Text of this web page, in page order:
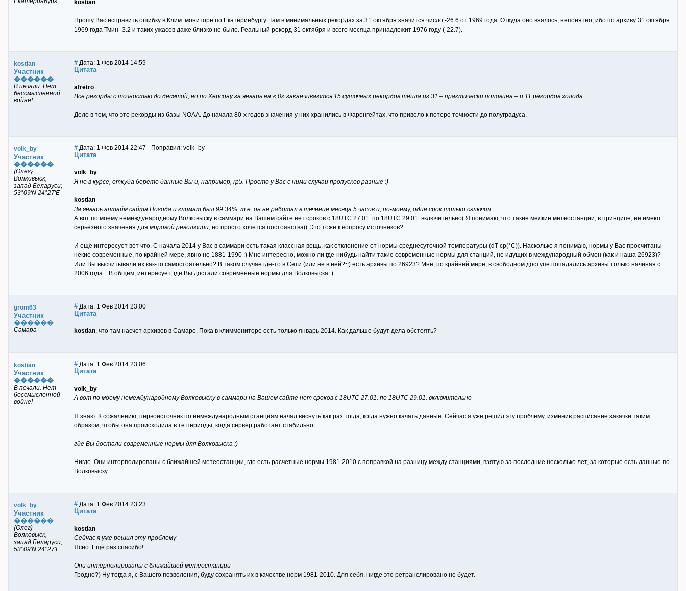
kostian
Прошу Вас исправить ошибку в Клим. мониторе по Екатеринбургу. Там в минимальных рекордах за 31 октября значится число -26.6 от 1969 года. Откуда оно взялось, непонятно, ибо по архиву 31 октября
1969 года Тмин -3.2 и таких ужасов даже близко не было. Реальный рекорд 31 октября и всего месяца принадлежит 1976 году (-22.7).
kostian
Участник
������
В печали. Нет
бессмысленной
войне!
# Дата: 1 Фев 2014 14:59
Цитата
afretro
Все рекорды с точностью до десятой, но по Херсону за январь на «,0» заканчиваются 15 суточных рекордов тепла из 31 – практически половина – и 11 рекордов холода.
Дело в том, что это рекорды из базы NOAA. До начала 80-х годов значения у них хранились в Фаренгейтах, что привело к потере точности до полуградуса.
volk_by
Участник
������
{Олег}
Волковыск,
запад Беларуси;
53°09'N 24°27'E
# Дата: 1 Фев 2014 22:47 - Поправил: volk_by
Цитата
volk_by
Я не в курсе, откуда берёте данные Вы и, например, rp5. Просто у Вас с ними случаи пропусков разные :)
kostian
За январь аптайм сайта Погода и климат был 99.34%, т.е. он не работал в течение месяца 5 часов и, по-моему, один срок только сглючил.
А вот по моему немеждународному Волковыску в саммари на Вашем сайте нет сроков с 18UTC 27.01. по 18UTC 29.01. включительно( Я понимаю, что такие мелкие метеостанции, в принципе, не имеют
серьёзного значения для мировой революции, но просто хочется постоянства(( Это тоже к вопросу источников?..
И ещё интересует вот что. С начала 2014 у Вас в саммари есть такая классная вещь, как отклонение от нормы среднесуточной температуры (dТ ср(°C)). Насколько я понимаю, нормы у Вас просчитаны
некие современные, по крайней мере, явно не 1881-1990 :) Мне интересно, можно ли где-нибудь найти такие современные нормы для станций, не идущих в международный обмен (как и наша 26923)?
Или Вы высчитывали их как-то самостоятельно? В таком случае где-то в Сети (или не в ней?~) есть архивы по 26923? Мне, по крайней мере, в свободном доступе попадались архивы только начиная с
2006 года... В общем, интересует, где Вы достали современные нормы для Волковыска :)
grom63
Участник
������
Самара
# Дата: 1 Фев 2014 23:00
Цитата
kostian, что там насчет архивов в Самаре. Пока в климмониторе есть только январь 2014. Как дальше будут дела обстоять?
kostian
Участник
������
В печали. Нет
бессмысленной
войне!
# Дата: 1 Фев 2014 23:06
Цитата
volk_by
А вот по моему немеждународному Волковыску в саммари на Вашем сайте нет сроков с 18UTC 27.01. по 18UTC 29.01. включительно
Я знаю. К сожалению, первоисточник по немеждународным станциям начал виснуть как раз тогда, когда нужно качать данные. Сейчас я уже решил эту проблему, изменив расписание закачки таким
образом, чтобы она происходила в те периоды, когда сервер работает стабильно.
где Вы достали современные нормы для Волковыска :)
Нигде. Они интерполированы с ближайшей метеостанции, где есть расчетные нормы 1981-2010 с поправкой на разницу между станциями, взятую за последние несколько лет, за которые есть данные по
Волковыску.
volk_by
Участник
������
{Олег}
Волковыск,
запад Беларуси;
53°09'N 24°27'E
# Дата: 1 Фев 2014 23:23
Цитата
kostian
Сейчас я уже решил эту проблему
Ясно. Ещё раз спасибо!
Они интерполированы с ближайшей метеостанции
Гродно?) Ну тогда я, с Вашего позволения, буду сохранять их в качестве норм 1981-2010. Для себя, нигде это ретранслировано не будет.